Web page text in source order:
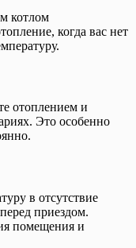
котлом
когда вас нет
отоплением и
Это особенно
в отсутствие
приездом.
помещения и